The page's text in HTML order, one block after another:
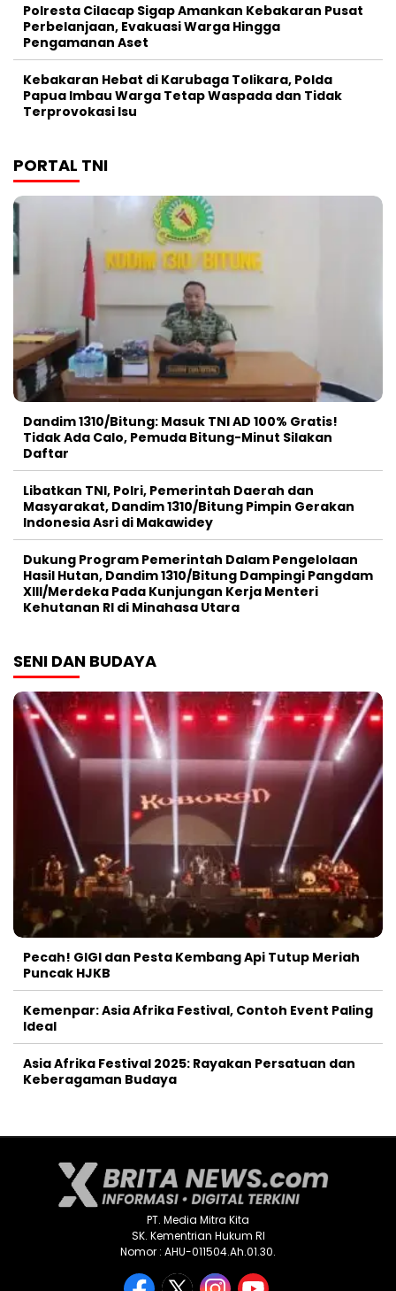
Polresta Cilacap Sigap Amankan Kebakaran Pusat
Perbelanjaan, Evakuasi Warga Hingga
Pengamanan Aset
Kebakaran Hebat di Karubaga Tolikara, Polda
Papua Imbau Warga Tetap Waspada dan Tidak
Terprovokasi Isu
PORTAL TNI
Dandim 1310/Bitung: Masuk TNI AD 100% Gratis!
Tidak Ada Calo, Pemuda Bitung-Minut Silakan
Daftar
Libatkan TNI, Polri, Pemerintah Daerah dan
Masyarakat, Dandim 1310/Bitung Pimpin Gerakan
Indonesia Asri di Makawidey
Dukung Program Pemerintah Dalam Pengelolaan
Hasil Hutan, Dandim 1310/Bitung Dampingi Pangdam
XIII/Merdeka Pada Kunjungan Kerja Menteri
Kehutanan RI di Minahasa Utara
SENI DAN BUDAYA
Pecah! GIGI dan Pesta Kembang Api Tutup Meriah
Puncak HJKB
Kemenpar: Asia Afrika Festival, Contoh Event Paling
Ideal
Asia Afrika Festival 2025: Rayakan Persatuan dan
Keberagaman Budaya
PT. Media Mitra Kita
SK. Kementrian Hukum RI
Nomor : AHU-011504.Ah.01.30.